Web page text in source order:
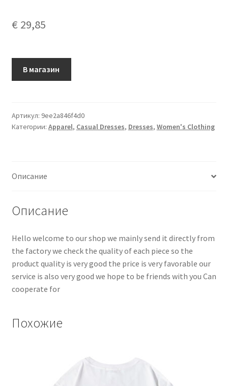
€ 29,85
В магазин
Артикул: 9ee2a846f4d0
Категории: Apparel, Casual Dresses, Dresses, Women's Clothing
Описание
Описание
Hello welcome to our shop we mainly send it directly from
the factory we check the quality of each piece so the
product quality is very good the price is very favorable our
service is also very good we hope to be friends with you Can
cooperate for
Похожие